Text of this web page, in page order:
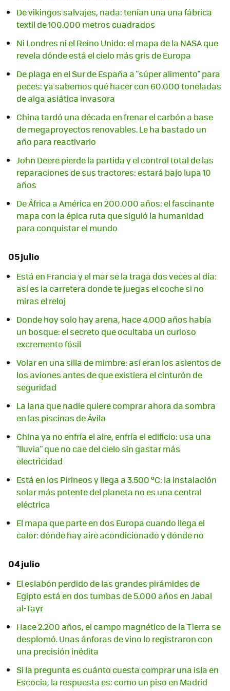
De vikingos salvajes, nada: tenían una una fábrica
textil de 100.000 metros cuadrados
Ni Londres ni el Reino Unido: el mapa de la NASA que
revela dónde está el cielo más gris de Europa
De plaga en el Sur de España a "súper alimento" para
peces: ya sabemos qué hacer con 60.000 toneladas
de alga asiática invasora
China tardó una década en frenar el carbón a base
de megaproyectos renovables. Le ha bastado un
año para reactivarlo
John Deere pierde la partida y el control total de las
reparaciones de sus tractores: estará bajo lupa 10
años
De África a América en 200.000 años: el fascinante
mapa con la épica ruta que siguió la humanidad
para conquistar el mundo
05 julio
Está en Francia y el mar se la traga dos veces al día:
así es la carretera donde te juegas el coche si no
miras el reloj
Donde hoy solo hay arena, hace 4.000 años había
un bosque: el secreto que ocultaba un curioso
excremento fósil
Volar en una silla de mimbre: así eran los asientos de
los aviones antes de que existiera el cinturón de
seguridad
La lana que nadie quiere comprar ahora da sombra
en las piscinas de Ávila
China ya no enfría el aire, enfría el edificio: usa una
"lluvia" que no cae del cielo sin gastar más
electricidad
Está en los Pirineos y llega a 3.500 ºC: la instalación
solar más potente del planeta no es una central
eléctrica
El mapa que parte en dos Europa cuando llega el
calor: dónde hay aire acondicionado y dónde no
04 julio
El eslabón perdido de las grandes pirámides de
Egipto está en dos tumbas de 5.000 años en Jabal
al-Tayr
Hace 2.200 años, el campo magnético de la Tierra se
desplomó. Unas ánforas de vino lo registraron con
una precisión inédita
Si la pregunta es cuánto cuesta comprar una isla en
Escocia, la respuesta es: como un piso en Madrid